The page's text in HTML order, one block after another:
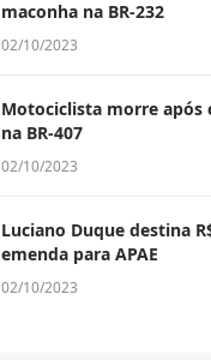
maconha na BR-232
02/10/2023
Motociclista morre após
na BR-407
02/10/2023
Luciano Duque destina
emenda para APAE
02/10/2023